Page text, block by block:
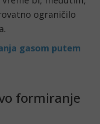
ograničilo
gasom putem
formiranje